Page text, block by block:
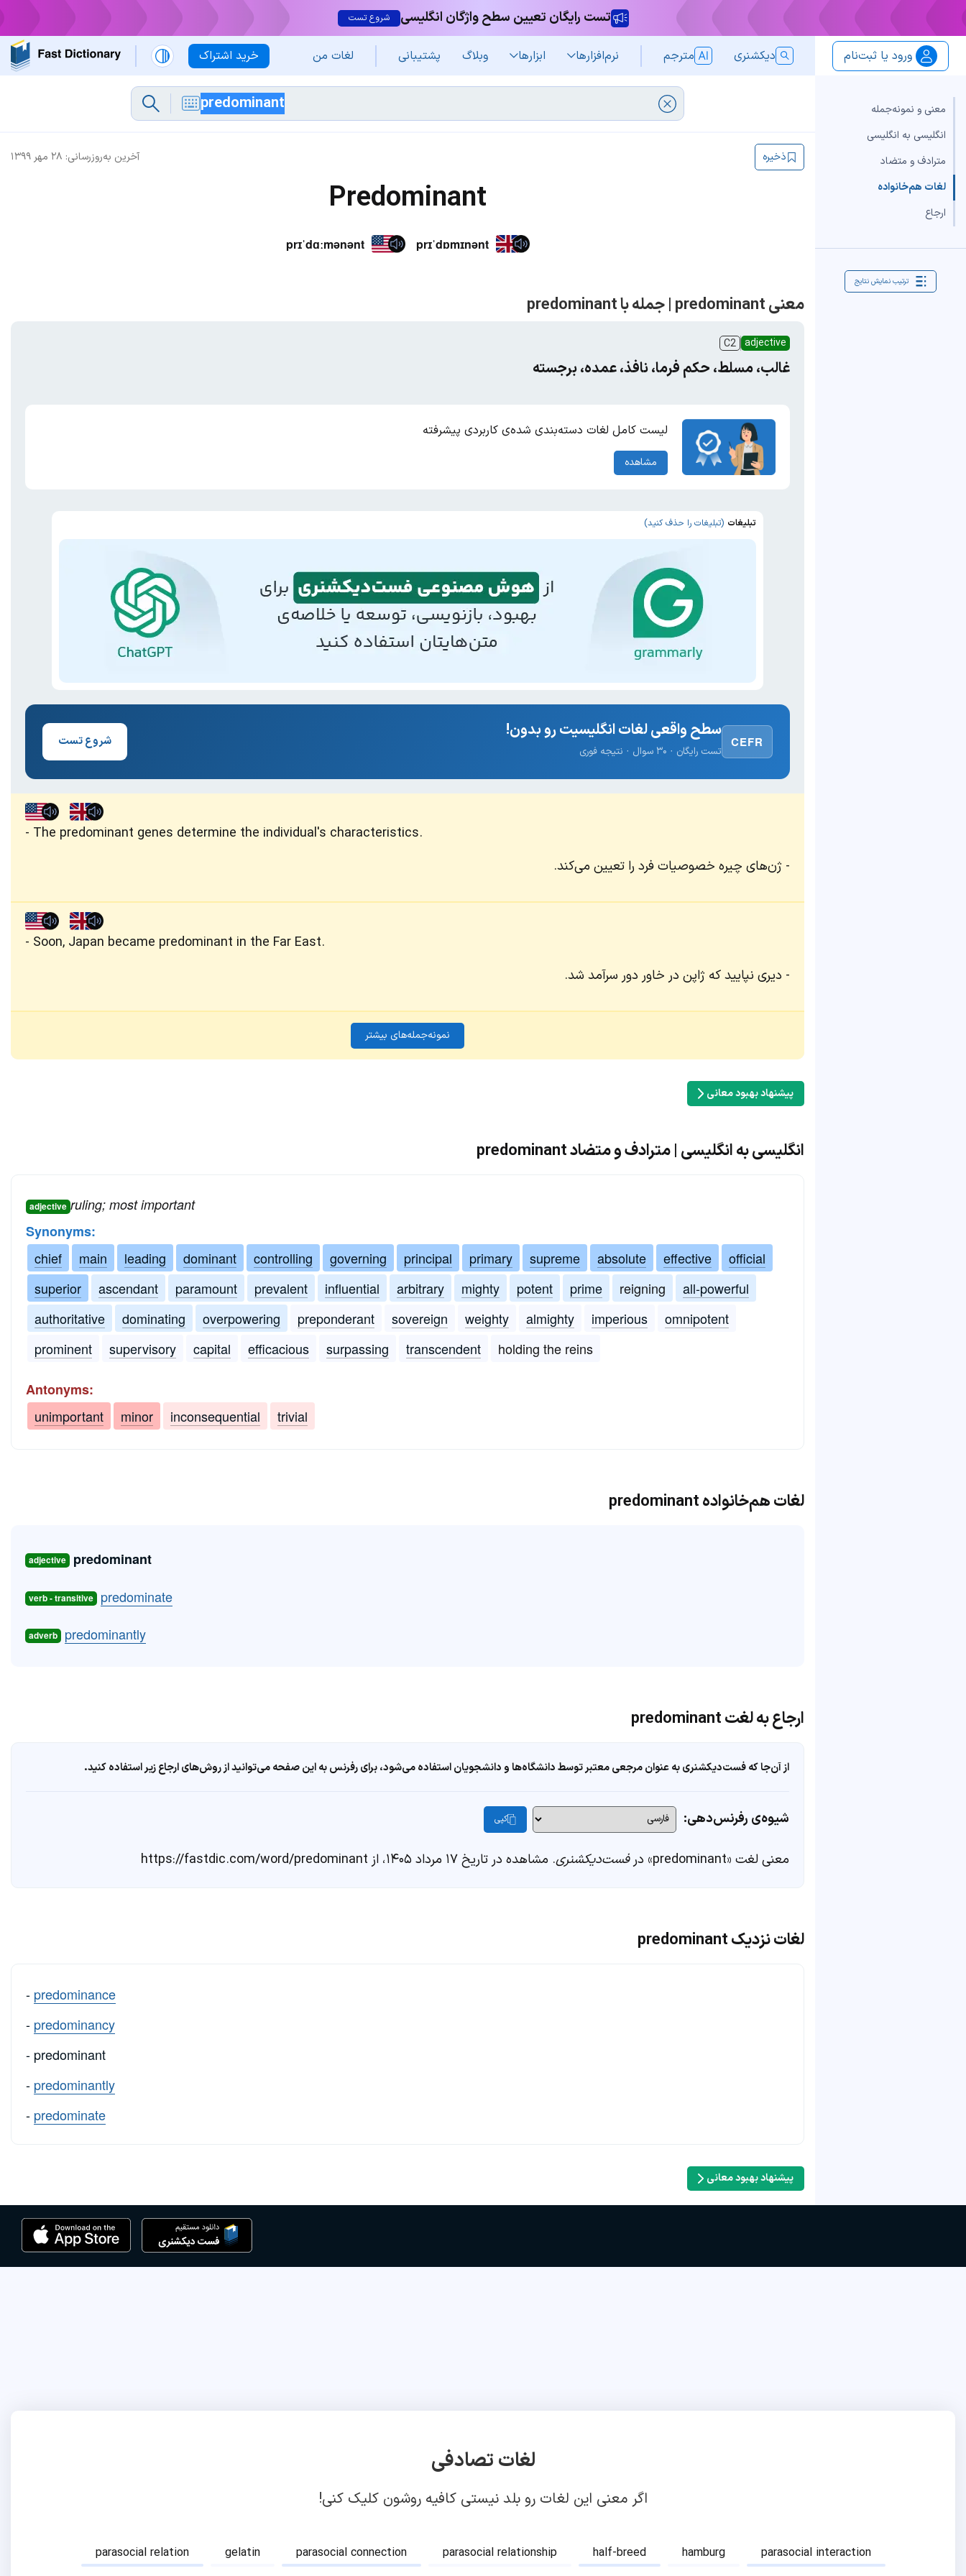
تست رایگان تعیین سطح واژگان انگلیسی شروع تست
خرید اشتراک ورود یا ثبت‌نام دیکشنری مترجم نرم‌افزار‌ها ابزارها وبلاگ پشتیبانی لغات من
معنی و نمونه‌جمله
انگلیسی به انگلیسی
مترادف و متضاد
لغات هم‌خانواده
ارجاع
ترتیب نمایش نتایج
آخرین به‌روزرسانی: ۲۸ مهر ۱۳۹۹ ذخیره
Predominant
prɪˈdɑːmənənt prɪˈdɒmɪnənt
معنی predominant | جمله با predominant
adjective
C2
غالب، مسلط، حکم فرما، نافذ، عمده، برجسته
لیست کامل لغات دسته‌بندی شده‌ی کاربردی پیشرفته
مشاهده
تبلیغات (تبلیغات را حذف کنید)
CEFR
سطح واقعی لغات انگلیسیت رو بدون!
تست رایگان · ۳۰ سوال · نتیجه فوری
شروع تست
The predominant genes determine the individual's characteristics.
ژن‌های چیره خصوصیات فرد را تعیین می‌کند.
Soon, Japan became predominant in the Far East.
دیری نپایید که ژاپن در خاور دور سرآمد شد.
نمونه‌جمله‌های بیشتر
پیشنهاد بهبود معانی
انگلیسی به انگلیسی | مترادف و متضاد predominant
adjective ruling; most important
Synonyms:
chief
main leading dominant controlling governing principal primary supreme absolute effective
official
superior
ascendant paramount prevalent influential arbitrary mighty potent prime reigning
all-powerful
authoritative
dominating overpowering preponderant sovereign weighty almighty imperious
omnipotent
prominent
supervisory capital efficacious surpassing transcendent holding the reins
Antonyms:
unimportant
minor inconsequential trivial
لغات هم‌خانواده predominant
adjective predominant
verb - transitive predominate
adverb predominantly
ارجاع به لغت predominant
از آن‌جا که فست‌دیکشنری به عنوان مرجعی معتبر توسط دانشگاه‌ها و دانشجویان استفاده می‌شود، برای رفرنس به این صفحه می‌توانید از روش‌های ارجاع زیر استفاده کنید.
شیوه‌ی رفرنس‌دهی: کپی
معنی لغت «predominant» در فست‌دیکشنری. مشاهده در تاریخ ۱۷ مرداد ۱۴۰۵، از https://fastdic.com/word/predominant
لغات نزدیک predominant
- predominance
- predominancy
- predominant
- predominantly
- predominate
پیشنهاد بهبود معانی
لغات تصادفی
اگر معنی این لغات رو بلد نیستی کافیه روشون کلیک کنی!
parasocial relation gelatin parasocial connection parasocial relationship half-breed hamburg parasocial interaction